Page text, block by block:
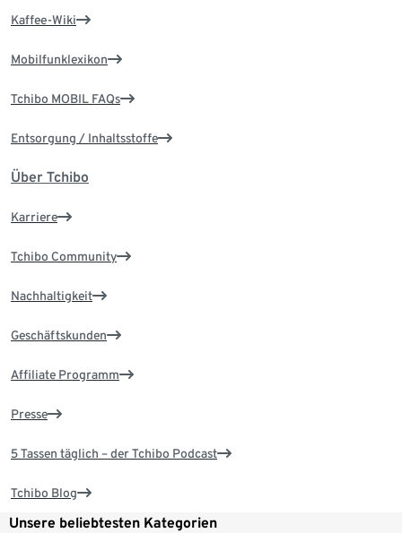
Kaffee-Wiki
Mobilfunklexikon
Tchibo MOBIL FAQs
Entsorgung / Inhaltsstoffe
Über Tchibo
Karriere
Tchibo Community
Nachhaltigkeit
Geschäftskunden
Affiliate Programm
Presse
5 Tassen täglich – der Tchibo Podcast
Tchibo Blog
Unsere beliebtesten Kategorien